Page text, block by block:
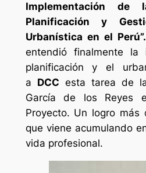
Implementación de
Planificación y
Urbanística en el Perú”.
entendió finalmente la
planificación y el
a DCC esta tarea de
García de los Reyes
Proyecto. Un logro más
que viene acumulando
vida profesional.